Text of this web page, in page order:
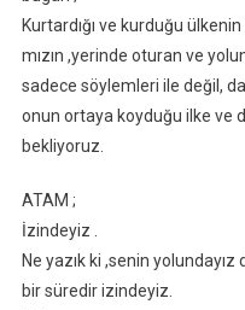
Kurtardığı ve kurduğu ülkenin
mızın ,yerinde oturan ve
sadece söylemleri ile değil,
onun ortaya koyduğu ilke ve
bekliyoruz.
ATAM ;
İzindeyiz .
Ne yazık ki ,senin
bir süredir izindeyiz.